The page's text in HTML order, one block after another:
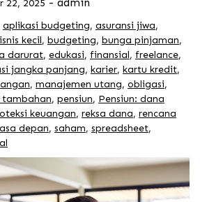
22, 2025
aplikasi budgeting, asuransi jiwa,
kecil, budgeting, bunga pinjaman,
darurat, edukasi, finansial, freelance,
jangka panjang, karier, kartu kredit,
, manajemen utang, obligasi,
tambahan, pensiun, Pensiun: dana
keuangan, reksa dana, rencana
depan, saham, spreadsheet,